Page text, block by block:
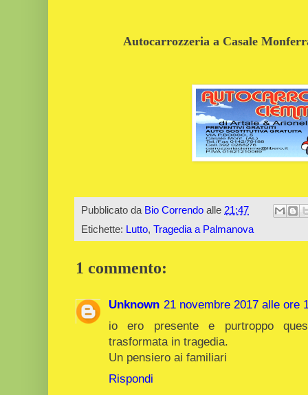
Autocarrozzeria a Casale
Pubblicato da Bio Correndo alle 21:47
Etichette: Lutto, Tragedia a Palmanova
1 commento:
Unknown 21 novembre 2017 alle ore
io ero presente e purtroppo
trasformata in tragedia.
Un pensiero ai familiari
Rispondi